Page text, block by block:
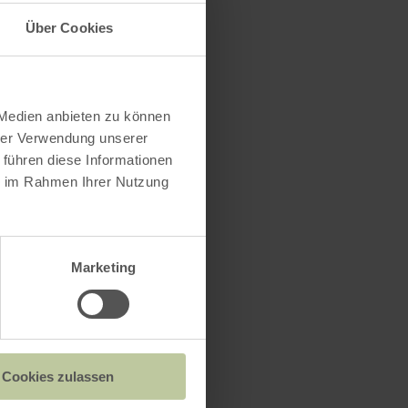
Über Cookies
anbieten zu können
Verwendung unserer
diese Informationen
Rahmen Ihrer Nutzung
Marketing
Cookies zulassen
de
Neven,
worden
nu